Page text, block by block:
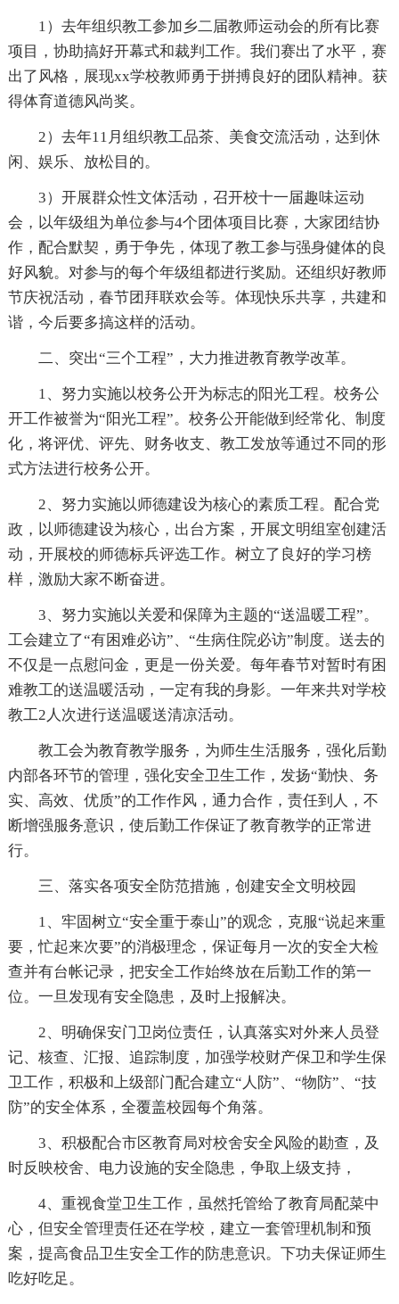
1）去年组织教工参加乡二届教师运动会的所有比赛
项目，协助搞好开幕式和裁判工作。我们赛出了水平，赛
出了风格，展现xx学校教师勇于拼搏良好的团队精神。获
得体育道德风尚奖。
2）去年11月组织教工品茶、美食交流活动，达到休
闲、娱乐、放松目的。
3）开展群众性文体活动，召开校十一届趣味运动
会，以年级组为单位参与4个团体项目比赛，大家团结协
作，配合默契，勇于争先，体现了教工参与强身健体的良
好风貌。对参与的每个年级组都进行奖励。还组织好教师
节庆祝活动，春节团拜联欢会等。体现快乐共享，共建和
谐，今后要多搞这样的活动。
二、突出“三个工程”，大力推进教育教学改革。
1、努力实施以校务公开为标志的阳光工程。校务公
开工作被誉为“阳光工程”。校务公开能做到经常化、制度
化，将评优、评先、财务收支、教工发放等通过不同的形
式方法进行校务公开。
2、努力实施以师德建设为核心的素质工程。配合党
政，以师德建设为核心，出台方案，开展文明组室创建活
动，开展校的师德标兵评选工作。树立了良好的学习榜
样，激励大家不断奋进。
3、努力实施以关爱和保障为主题的“送温暖工程”。
工会建立了“有困难必访”、“生病住院必访”制度。送去的
不仅是一点慰问金，更是一份关爱。每年春节对暂时有困
难教工的送温暖活动，一定有我的身影。一年来共对学校
教工2人次进行送温暖送清凉活动。
教工会为教育教学服务，为师生生活服务，强化后勤
内部各环节的管理，强化安全卫生工作，发扬“勤快、务
实、高效、优质”的工作作风，通力合作，责任到人，不
断增强服务意识，使后勤工作保证了教育教学的正常进
行。
三、落实各项安全防范措施，创建安全文明校园
1、牢固树立“安全重于泰山”的观念，克服“说起来重
要，忙起来次要”的消极理念，保证每月一次的安全大检
查并有台帐记录，把安全工作始终放在后勤工作的第一
位。一旦发现有安全隐患，及时上报解决。
2、明确保安门卫岗位责任，认真落实对外来人员登
记、核查、汇报、追踪制度，加强学校财产保卫和学生保
卫工作，积极和上级部门配合建立“人防”、“物防”、“技
防”的安全体系，全覆盖校园每个角落。
3、积极配合市区教育局对校舍安全风险的勘查，及
时反映校舍、电力设施的安全隐患，争取上级支持，
4、重视食堂卫生工作，虽然托管给了教育局配菜中
心，但安全管理责任还在学校，建立一套管理机制和预
案，提高食品卫生安全工作的防患意识。下功夫保证师生
吃好吃足。